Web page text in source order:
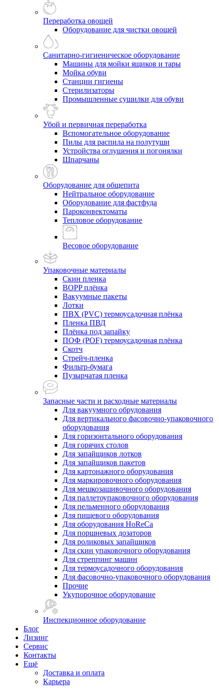
Переработка овощей
Оборудование для чистки овощей
Санитарно-гигиеническое оборудование
Машины для мойки ящиков и тары
Мойка обуви
Станции гигиены
Стерилизаторы
Промышленные сушилки для обуви
Убой и первичная переработка
Вспомогательное оборудование
Пилы для распила на полутуши
Устройства оглушения и погонялки
Шпарчаны
Оборудование для общепита
Нейтральное оборудование
Оборудование для фастфуда
Пароконвектоматы
Тепловое оборудование
Весовое оборудование
Упаковочные материалы
Скин пленка
BOPP плёнка
Вакуумные пакеты
Лотки
ПВХ (PVC) термоусадочная плёнка
Пленка ПВД
Плёнка под запайку
ПОФ (POF) термоусадочная плёнка
Скотч
Стрейч-пленка
Фильтр-бумага
Пузырчатая пленка
Запасные части и расходные материалы
Для вакуумного обрудования
Для вертикального фасовочно-упаковочного
оборудования
Для горизонтального оборудования
Для горячих столов
Для запайщиков лотков
Для запайщиков пакетов
Для картонажного оборудования
Для маркировочного оборудования
Для мешкозашивочного оборудования
Для паллетоупаковочного оборудования
Для пельменного оборудования
Для пищевого оборудования
Для оборудования HoReCa
Для поршневых дозаторов
Для роликовых запайщиков
Для скин упаковочного оборудования
Для стреппинг машин
Для термоусадочного оборудования
Для фасовочно-упаковочного оборудования
Прочие
Укупорочное оборудование
Инспекционное оборудование
Блог
Лизинг
Сервис
Контакты
Ещё
Доставка и оплата
Карьера